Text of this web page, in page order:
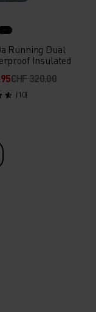
Running Dual
Insulated
CHF 320.00
(10)